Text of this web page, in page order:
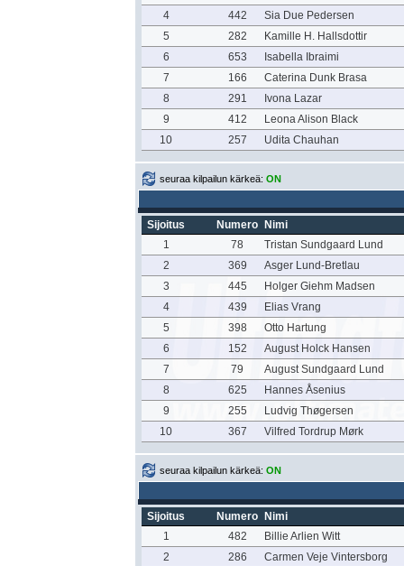
4
442
Sia Due Pedersen
5
282
Kamille H. Hallsdottir
6
653
Isabella Ibraimi
7
166
Caterina Dunk Brasa
8
291
Ivona Lazar
9
412
Leona Alison Black
10
257 Udita Chauhan
seuraa kilpailun kärkeä: ON
Sijoitus Numero
Nimi
1
78
Tristan Sundgaard Lund
2
369
Asger Lund-Bretlau
3
445
Holger Giehm Madsen
4
439
Elias Vrang
5
398
Otto Hartung
6
152
August Holck Hansen
7
79
August Sundgaard Lund
8
625
Hannes Åsenius
9
255
Ludvig Thøgersen
10
367 Vilfred Tordrup Mørk
seuraa kilpailun kärkeä: ON
Sijoitus Numero
Nimi
1
482
Billie Arlien Witt
2
286
Carmen Veje Vintersborg